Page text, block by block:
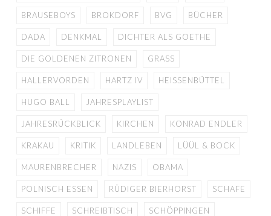
BRAUSEBOYS BROKDORF BVG BÜCHER
DADA DENKMAL DICHTER ALS GOETHE
DIE GOLDENEN ZITRONEN GRASS
HALLERVORDEN HARTZ IV HEISSENBÜTTEL
HUGO BALL JAHRESPLAYLIST
JAHRESRÜCKBLICK KIRCHEN KONRAD ENDLER
KRAKAU KRITIK LANDLEBEN LÜÜL & BOCK
MAURENBRECHER NAZIS OBAMA
POLNISCH ESSEN RÜDIGER BIERHORST SCHAFE
SCHIFFE SCHREIBTISCH SCHÖPPINGEN